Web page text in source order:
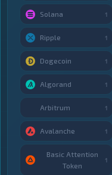
Solana 1
Ripple 1
Dogecoin 1
Algorand 1
Arbitrum 1
Avalanche 1
Basic Attention
Token
1